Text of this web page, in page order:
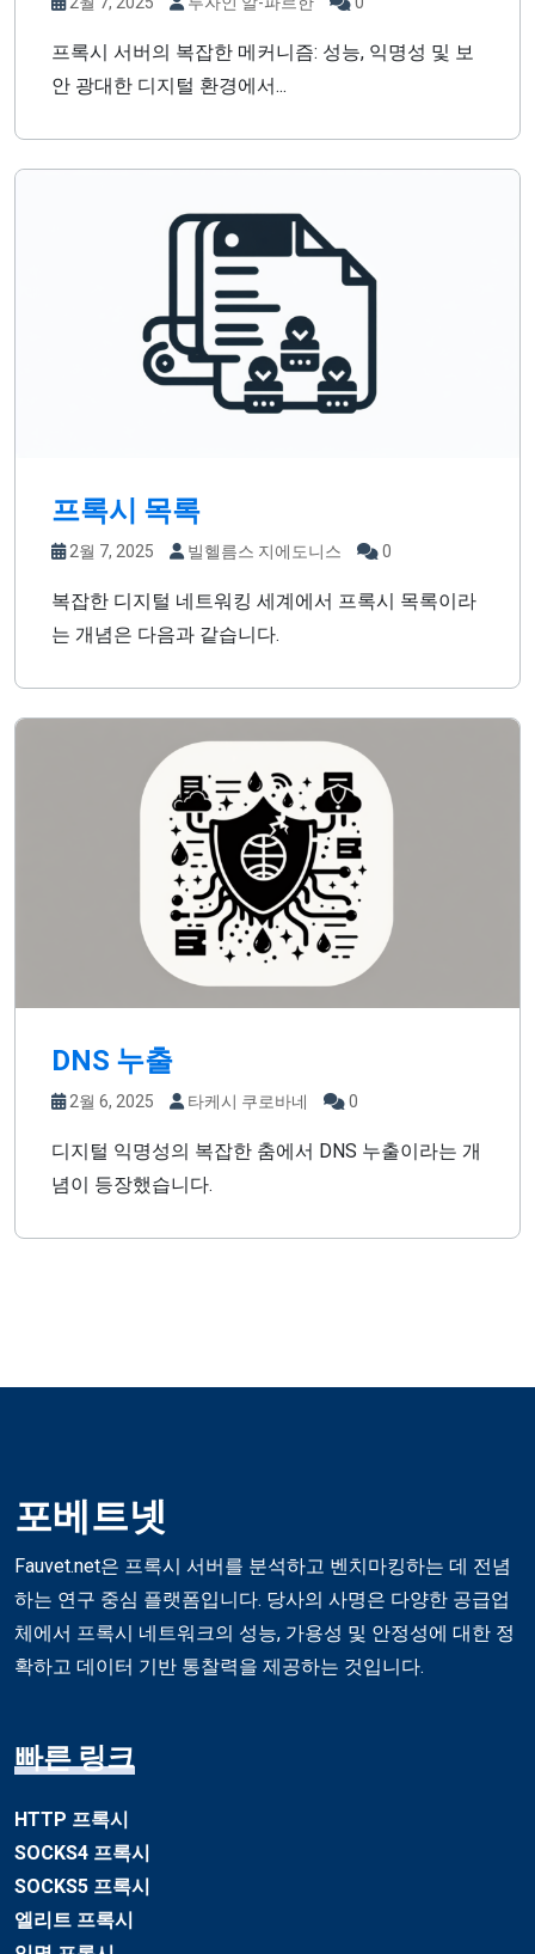
프록시 서버의 복잡한 메커니즘: 성능, 익명성 및 보
안 광대한 디지털 환경에서...
프록시 목록
2월 7, 2025 빌헬름스 지에도니스 0
복잡한 디지털 네트워킹 세계에서 프록시 목록이라
는 개념은 다음과 같습니다.
DNS 누출
2월 6, 2025 타케시 쿠로바네 0
디지털 익명성의 복잡한 춤에서 DNS 누출이라는 개
념이 등장했습니다.
포베트넷
Fauvet.net은 프록시 서버를 분석하고 벤치마킹하는 데 전념
하는 연구 중심 플랫폼입니다. 당사의 사명은 다양한 공급업
체에서 프록시 네트워크의 성능, 가용성 및 안정성에 대한 정
확하고 데이터 기반 통찰력을 제공하는 것입니다.
빠른 링크
HTTP 프록시
SOCKS4 프록시
SOCKS5 프록시
엘리트 프록시